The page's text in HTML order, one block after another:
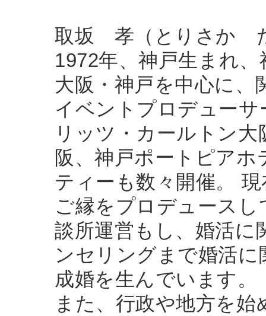
取坂 孝（とりさか
1972年、神戸生まれ
大阪・神戸を中心に、
イベントプロデュー
リッツ・カールトン
阪、神戸ポートピア
ティーも数々開催。
ご縁をプロデュース
談所運営もし、婚活に
ンセリングまで婚活
成婚を生んでいます。
また、行政や地方を